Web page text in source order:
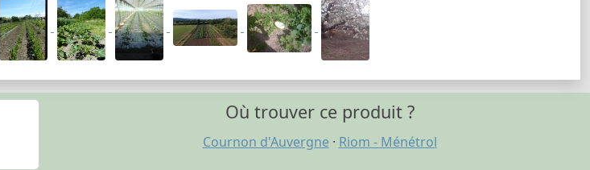
Où trouver ce produit ?
Cournon d'Auvergne · Riom - Ménétrol